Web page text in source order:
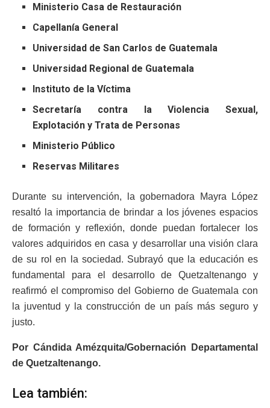
Ministerio Casa de Restauración
Capellanía General
Universidad de San Carlos de Guatemala
Universidad Regional de Guatemala
Instituto de la Víctima
Secretaría contra la Violencia Sexual,
Explotación y Trata de Personas
Ministerio Público
Reservas Militares
Durante su intervención, la gobernadora Mayra López
resaltó la importancia de brindar a los jóvenes espacios
de formación y reflexión, donde puedan fortalecer los
valores adquiridos en casa y desarrollar una visión clara
de su rol en la sociedad. Subrayó que la educación es
fundamental para el desarrollo de Quetzaltenango y
reafirmó el compromiso del Gobierno de Guatemala con
la juventud y la construcción de un país más seguro y
justo.
Por Cándida Amézquita/Gobernación Departamental
de Quetzaltenango.
Lea también: